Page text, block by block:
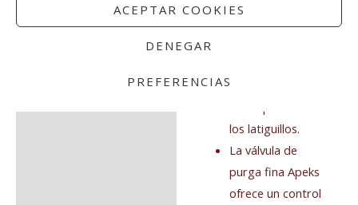
ACEPTAR COOKIES
DENEGAR
PREFERENCIAScualquiera que
los latiguillos.
La válvula de
purga fina Apeks
ofrece un control